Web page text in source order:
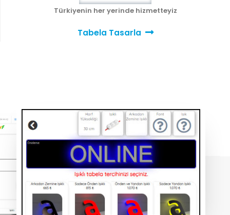
Türkiyenin her yerinde hizmetteyiz
Tabela Tasarla